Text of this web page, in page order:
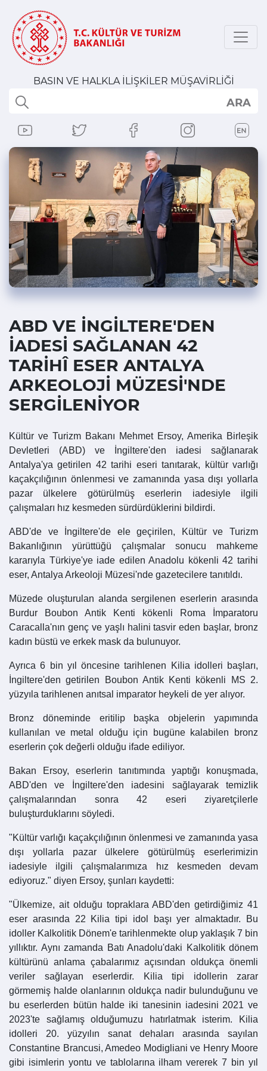
BASIN VE HALKLA İLİŞKİLER MÜŞAVİRLİĞİ
ARA
ABD VE İNGİLTERE'DEN
İADESİ SAĞLANAN 42
TARİHÎ ESER ANTALYA
ARKEOLOJİ MÜZESİ'NDE
SERGİLENİYOR
Kültür ve Turizm Bakanı Mehmet Ersoy, Amerika Birleşik
Devletleri (ABD) ve İngiltere'den iadesi sağlanarak
Antalya'ya getirilen 42 tarihi eseri tanıtarak, kültür varlığı
kaçakçılığının önlenmesi ve zamanında yasa dışı yollarla
pazar ülkelere götürülmüş eserlerin iadesiyle ilgili
çalışmaları hız kesmeden sürdürdüklerini bildirdi.
ABD'de ve İngiltere'de ele geçirilen, Kültür ve Turizm
Bakanlığının yürüttüğü çalışmalar sonucu mahkeme
kararıyla Türkiye'ye iade edilen Anadolu kökenli 42 tarihi
eser, Antalya Arkeoloji Müzesi'nde gazetecilere tanıtıldı.
Müzede oluşturulan alanda sergilenen eserlerin arasında
Burdur Boubon Antik Kenti kökenli Roma İmparatoru
Caracalla'nın genç ve yaşlı halini tasvir eden başlar, bronz
kadın büstü ve erkek mask da bulunuyor.
Ayrıca 6 bin yıl öncesine tarihlenen Kilia idolleri başları,
İngiltere'den getirilen Boubon Antik Kenti kökenli MS 2.
yüzyıla tarihlenen anıtsal imparator heykeli de yer alıyor.
Bronz döneminde eritilip başka objelerin yapımında
kullanılan ve metal olduğu için bugüne kalabilen bronz
eserlerin çok değerli olduğu ifade ediliyor.
Bakan Ersoy, eserlerin tanıtımında yaptığı konuşmada,
ABD'den ve İngiltere'den iadesini sağlayarak temizlik
çalışmalarından sonra 42 eseri ziyaretçilerle
buluşturduklarını söyledi.
"Kültür varlığı kaçakçılığının önlenmesi ve zamanında yasa
dışı yollarla pazar ülkelere götürülmüş eserlerimizin
iadesiyle ilgili çalışmalarımıza hız kesmeden devam
ediyoruz." diyen Ersoy, şunları kaydetti:
"Ülkemize, ait olduğu topraklara ABD'den getirdiğimiz 41
eser arasında 22 Kilia tipi idol başı yer almaktadır. Bu
idoller Kalkolitik Dönem'e tarihlenmekte olup yaklaşık 7 bin
yıllıktır. Aynı zamanda Batı Anadolu'daki Kalkolitik dönem
kültürünü anlama çabalarımız açısından oldukça önemli
veriler sağlayan eserlerdir. Kilia tipi idollerin zarar
görmemiş halde olanlarının oldukça nadir bulunduğunu ve
bu eserlerden bütün halde iki tanesinin iadesini 2021 ve
2023'te sağlamış olduğumuzu hatırlatmak isterim. Kilia
idolleri 20. yüzyılın sanat dehaları arasında sayılan
Constantine Brancusi, Amedeo Modigliani ve Henry Moore
gibi isimlerin yontu ve tablolarına ilham vererek 7 bin yıl